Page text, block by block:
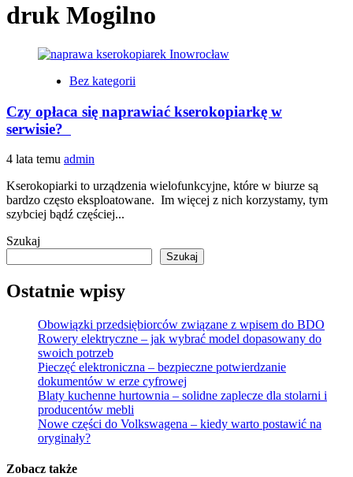
druk Mogilno
Bez kategorii
Czy opłaca się naprawiać kserokopiarkę w
serwisie?
4 lata temu admin
Kserokopiarki to urządzenia wielofunkcyjne, które w biurze są
bardzo często eksploatowane. Im więcej z nich korzystamy, tym
szybciej bądź częściej...
Szukaj
Szukaj
Ostatnie wpisy
Obowiązki przedsiębiorców związane z wpisem do BDO
Rowery elektryczne – jak wybrać model dopasowany do
swoich potrzeb
Pieczęć elektroniczna – bezpieczne potwierdzanie
dokumentów w erze cyfrowej
Blaty kuchenne hurtownia – solidne zaplecze dla stolarni i
producentów mebli
Nowe części do Volkswagena – kiedy warto postawić na
oryginały?
Zobacz także